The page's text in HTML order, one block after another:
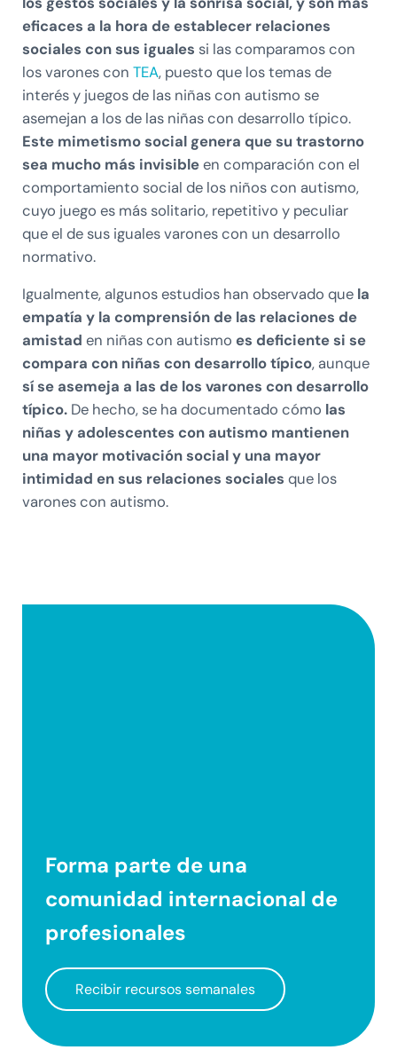
eficaces a la hora de establecer relaciones
sociales con sus iguales si las comparamos con
los varones con TEA, puesto que los temas de
interés y juegos de las niñas con autismo se
asemejan a los de las niñas con desarrollo típico.
Este mimetismo social genera que su trastorno
sea mucho más invisibleen comparación con el
comportamiento social de los niños con autismo,
cuyo juego es más solitario, repetitivo y peculiar
que el de sus iguales varones con un desarrollo
normativo.
Igualmente, algunos estudios han observado que la
empatía y la comprensión de las relaciones de
amistad en niñas con autismo es deficiente si se
compara con niñas con desarrollo típico, aunque
sí se asemeja a las de los varones con desarrollo
típico.De hecho, se ha documentado cómo las
niñas y adolescentes con autismo mantienen
una mayor motivación social y una mayor
intimidad en sus relaciones sociales que los
varones con autismo.
Forma parte de una
comunidad internacional de
profesionales
Recibir recursos semanales